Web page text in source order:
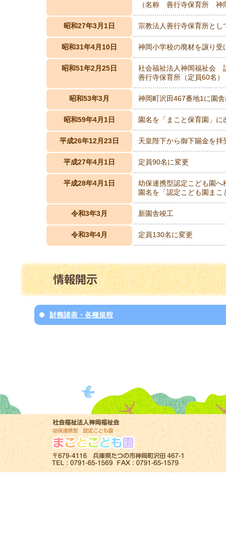
（名称 善行寺保育所 神
昭和27年3月1日 宗教法人善行寺保育所と
昭和31年4月10日 神岡小学校の廃材を譲り
昭和51年2月25日
社会福祉法人神岡福祉会
善行寺保育所（定員60名）
昭和53年3月 神岡町沢田467番地1に園
昭和59年4月1日 園名を「まこと保育園」に
平成26年12月23日 天皇陛下から御下賜金を拝
平成27年4月1日 定員90名に変更
平成28年4月1日
幼保連携型認定こども園
園名を「認定こども園まこ
令和3年3月 新園舎竣工
令和3年4月 定員130名に変更
財務諸表・各種規程